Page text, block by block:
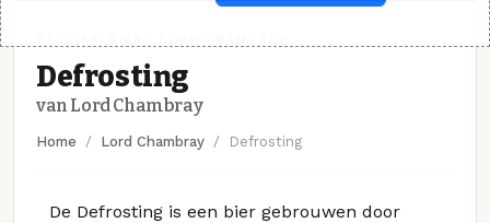
Defrosting
van Lord Chambray
Home Lord Chambray Defrosting
De Defrosting is een bier gebrouwen door